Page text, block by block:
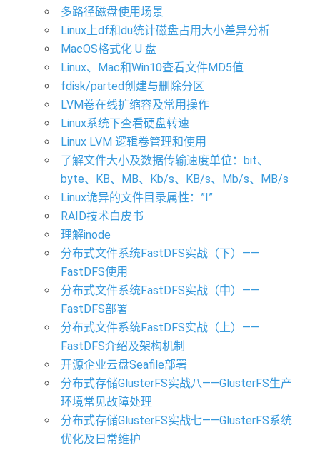
多路径磁盘使用场景
Linux上df和du统计磁盘占用大小差异分析
MacOS格式化 U 盘
Linux、Mac和Win10查看文件MD5值
fdisk/parted创建与删除分区
LVM卷在线扩缩容及常用操作
Linux系统下查看硬盘转速
Linux LVM 逻辑卷管理和使用
了解文件大小及数据传输速度单位：bit、
byte、KB、MB、Kb/s、KB/s、Mb/s、MB/s
Linux诡异的文件目录属性：”I”
RAID技术白皮书
理解inode
分布式文件系统FastDFS实战（下）——
FastDFS使用
分布式文件系统FastDFS实战（中）——
FastDFS部署
分布式文件系统FastDFS实战（上）——
FastDFS介绍及架构机制
开源企业云盘Seafile部署
分布式存储GlusterFS实战八——GlusterFS生产
环境常见故障处理
分布式存储GlusterFS实战七——GlusterFS系统
优化及日常维护